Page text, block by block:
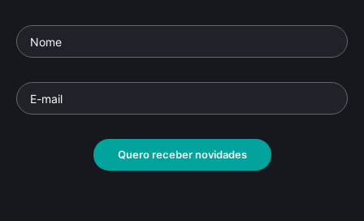
Quero receber novidades